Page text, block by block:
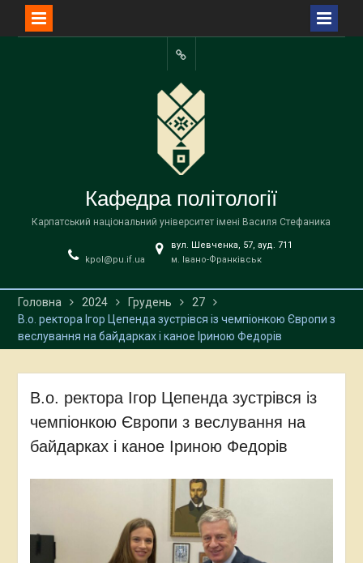
Facebook
Кафедра політології
Карпатський національний університет імені Василя Стефаника
kpol@pu.if.ua
вул. Шевченка, 57, ауд. 711
м. Івано-Франківськ
Головна 2024 Грудень
27
В.о. ректора Ігор Цепенда зустрівся із чемпіонкою Європи з
веслування на байдарках і каное Іриною Федорів
В.о. ректора Ігор Цепенда зустрівся із
чемпіонкою Європи з веслування на
байдарках і каное Іриною Федорів